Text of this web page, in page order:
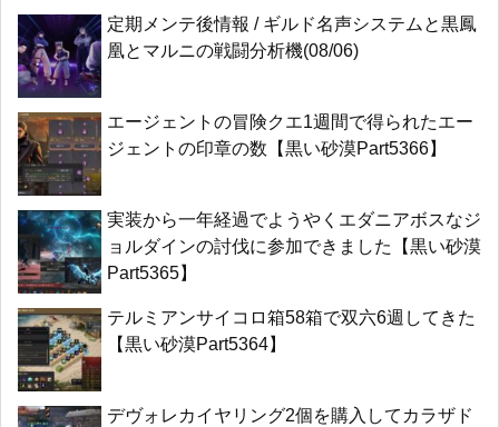
定期メンテ後情報 / ギルド名声システムと黒鳳
凰とマルニの戦闘分析機(08/06)
エージェントの冒険クエ1週間で得られたエー
ジェントの印章の数【黒い砂漠Part5366】
実装から一年経過でようやくエダニアボスなジ
ョルダインの討伐に参加できました【黒い砂漠
Part5365】
テルミアンサイコロ箱58箱で双六6週してきた
【黒い砂漠Part5364】
デヴォレカイヤリング2個を購入してカラザド